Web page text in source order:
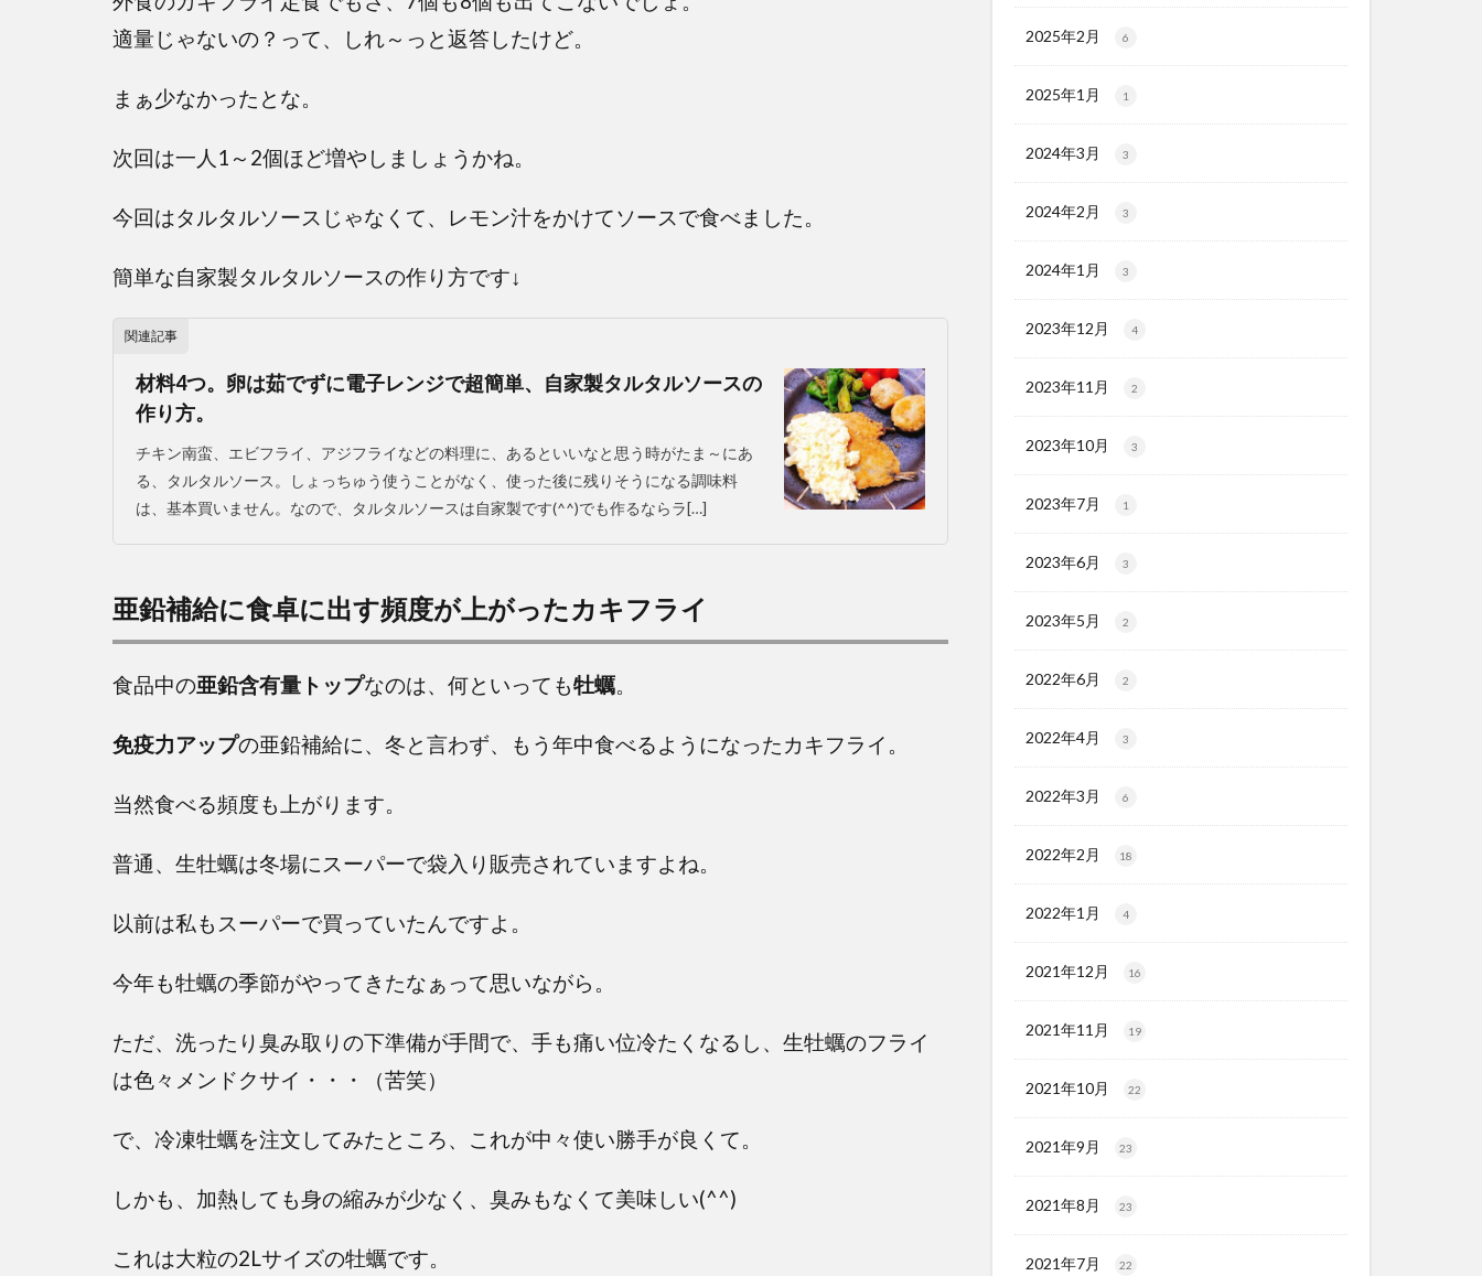
適量じゃないの？って、しれ～っと返答したけど。
まぁ少なかったとな。
次回は一人1～2個ほど増やしましょうかね。
今回はタルタルソースじゃなくて、レモン汁をかけてソースで食べました。
簡単な自家製タルタルソースの作り方です↓
関連記事
材料4つ。卵は茹でずに電子レンジで超簡単、自家製タルタルソースの
作り方。
チキン南蛮、エビフライ、アジフライなどの料理に、あるといいなと思う時がたま～にあ
る、タルタルソース。しょっちゅう使うことがなく、使った後に残りそうになる調味料
は、基本買いません。なので、タルタルソースは自家製です(^^)でも作るならラ[…]
亜鉛補給に食卓に出す頻度が上がったカキフライ
食品中の亜鉛含有量トップなのは、何といっても牡蠣。
免疫力アップの亜鉛補給に、冬と言わず、もう年中食べるようになったカキフライ。
当然食べる頻度も上がります。
普通、生牡蠣は冬場にスーパーで袋入り販売されていますよね。
以前は私もスーパーで買っていたんですよ。
今年も牡蠣の季節がやってきたなぁって思いながら。
ただ、洗ったり臭み取りの下準備が手間で、手も痛い位冷たくなるし、 生牡蠣のフライ
は色々メンドクサイ・・・（苦笑）
で、冷凍牡蠣を注文してみたところ、これが中々使い勝手が良くて。
しかも、加熱しても身の縮みが少なく、臭みもなくて美味しい(^^)
これは大粒の2Lサイズの牡蠣です。
2025年2月 6
2025年1月 1
2024年3月 3
2024年2月 3
2024年1月 3
2023年12月 4
2023年11月 2
2023年10月 3
2023年7月 1
2023年6月 3
2023年5月 2
2022年6月 2
2022年4月 3
2022年3月 6
2022年2月 18
2022年1月 4
2021年12月 16
2021年11月 19
2021年10月 22
2021年9月 23
2021年8月 23
2021年7月 22